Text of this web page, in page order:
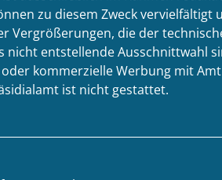
zu diesem Zweck
Vergrößerungen, die der
nicht entstellende Ausschnittwahl
kommerzielle Werbung mit
ist nicht gestattet.